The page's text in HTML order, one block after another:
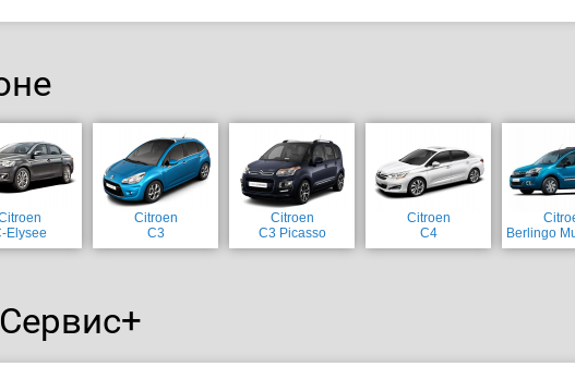
Elysee
Citroen
C3
Citroen
C3 Picasso
Citroen
C4
Berlingo